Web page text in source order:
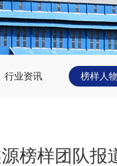
行业资讯 榜样人物
榜样团队报